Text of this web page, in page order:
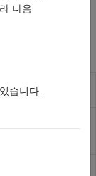
개발합니다.
current controller
current controller
다음
습니다.